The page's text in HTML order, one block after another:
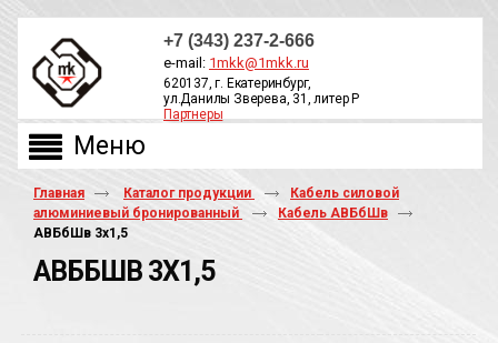
+7 (343) 237-2-666
e-mail: 1mkk@1mkk.ru
620137, г. Екатеринбург,
ул.Данилы Зверева, 31, литер Р
Партнеры
Главная Каталог продукции
Кабель силовой
алюминиевый бронированный
Кабель АВБбШв
АВБбШв 3х1,5
АВББШВ 3Х1,5